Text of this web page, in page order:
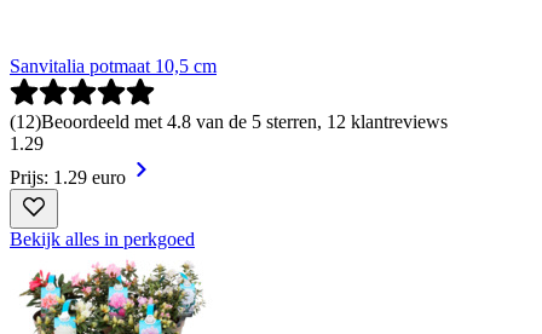
Sanvitalia potmaat 10,5 cm
(12)Beoordeeld met 4.8 van de 5 sterren, 12 klantreviews
1 .29
Prijs: 1.29 euro
Bekijk alles in perkgoed